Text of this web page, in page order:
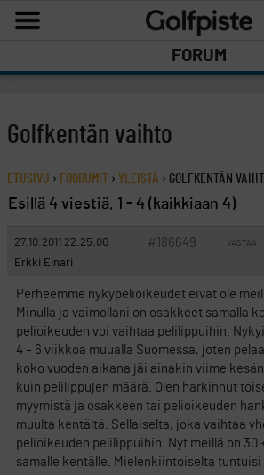
FORUM
Golfkentän vaihto
ETUSIVU › FOORUMIT › YLEISTÄ › GOLFKENTÄN
Esillä 4 viestiä, 1 - 4 (kaikkiaan 4)
27.10.2011 22:25:00 #186649 VASTAA
Erkki Einari
Perheemme nykypelioikeudet eivät ole
Minulla ja vaimollani on osakkeet samalla
pelioikeuden voi vaihtaa pelilippuihin.
4 – 6 viikkoa muualla Suomessa, joten
koko vuoden aikana jäi ainakin viime
kuin pelilippujen määrä. Olen harkinnut
myymistä ja osakkeen tai pelioikeuden
muulta kentältä. Sellaiselta, joka vaihtaa
pelioikeuden pelilippuihin. Nyt meillä on 30
samalle kentälle. Mielenkiintoiselta